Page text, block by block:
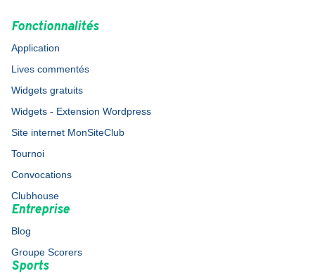
Fonctionnalités
Application
Lives commentés
Widgets gratuits
Widgets - Extension Wordpress
Site internet MonSiteClub
Tournoi
Convocations
Clubhouse
Entreprise
Blog
Groupe Scorers
Sports